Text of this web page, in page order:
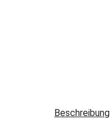
Beschreibung